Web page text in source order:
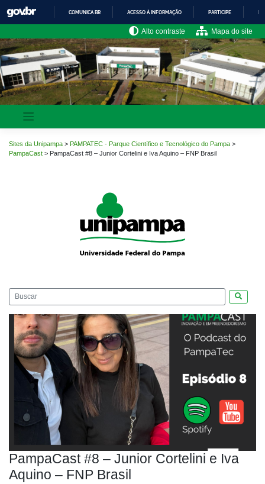
para
o
conteúdo
IR
PARA
O
CONTEÚDO
COMUNICA BR ACESSO À INFORMAÇÃO PARTICIPE
Alto contraste Mapa do site
Sites da Unipampa > PAMPATEC - Parque Científico e Tecnológico do Pampa >
PampaCast > PampaCast #8 – Junior Cortelini e Iva Aquino – FNP Brasil
PampaCast #8 – Junior Cortelini e Iva
Aquino – FNP Brasil